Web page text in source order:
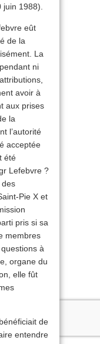
juin 1988).
eût
de la
La
ni
avoir à
aux prises
la
l’autorité
acceptée
été
Lefebvre ?
des
Pie X et
pris si sa
membres
à
organe du
elle fût
de
entendre